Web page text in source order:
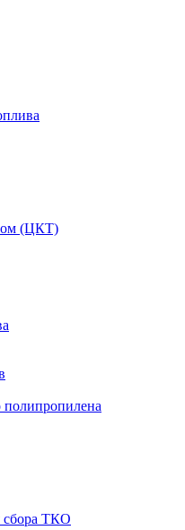
(ЦКТ)
полипропилена
сбора ТКО